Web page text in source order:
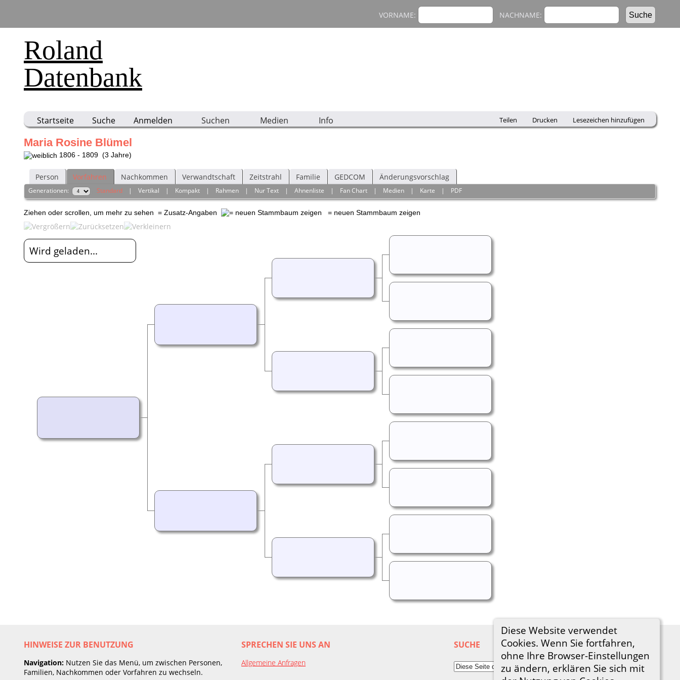
Roland
Datenbank
VORNAME: NACHNAME:
Startseite Suche Anmelden Suchen Medien Info Teilen Drucken Lesezeichen hinzufügen
Diese Website verwendet
Cookies. Wenn Sie fortfahren,
ohne Ihre Browser-Einstellungen
zu ändern, erklären Sie sich mit
Maria Rosine Blümel
1806 - 1809 (3 Jahre)
Person Vorfahren Nachkommen Verwandtschaft Zeitstrahl Familie GEDCOM Änderungsvorschlag
Generationen: Standard |Vertikal | Kompakt | Rahmen | Nur Text |Ahnenliste | Fan Chart | Medien | Karte | PDF
Ziehen oder scrollen, um mehr zu sehen = Zusatz-Angaben = neuen Stammbaum zeigen
Wird geladen...
HINWEISE ZUR BENUTZUNG
Navigation: Nutzen Sie das Menü, um zwischen Personen,
Familien, Nachkommen oder Vorfahren zu wechseln.
SPRECHEN SIE UNS AN
Allgemeine Anfragen
SUCHE